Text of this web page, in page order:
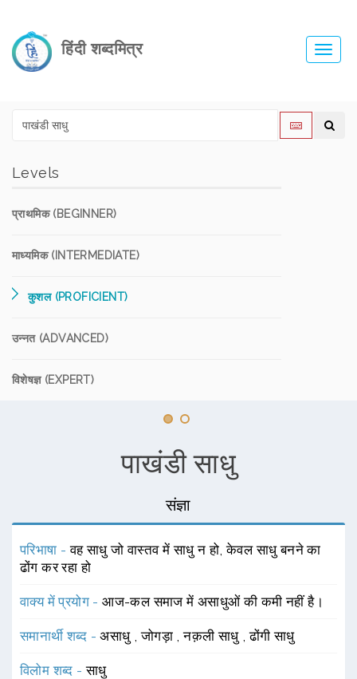
हिंदी शब्दमित्र
Levels
प्राथमिक (BEGINNER)
माध्यमिक (INTERMEDIATE)
कुशल (PROFICIENT)
उन्नत (ADVANCED)
विशेषज्ञ (EXPERT)
पाखंडी साधु
संज्ञा
परिभाषा -वह साधु जो वास्तव में साधु न हो, केवल साधु बनने का
ढोंग कर रहा हो
वाक्य में प्रयोग -आज-कल समाज में असाधुओं की कमी नहीं है।
समानार्थी शब्द -असाधु ,जोगड़ा ,नक़ली साधु ,ढोंगी साधु
विलोम शब्द -साधु